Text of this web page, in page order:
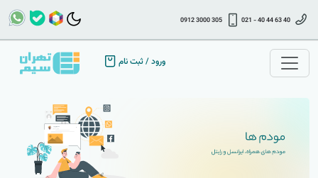
021 - 40 44 63 40
0912 3000 305
ورود/ثبت نام